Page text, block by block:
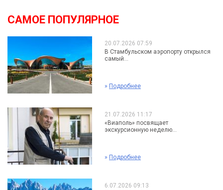
САМОЕ ПОПУЛЯРНОЕ
20.07.2026 07:59
В Стамбульском аэропорту открылся
самый...
» Подробнее
21.07.2026 11:17
«Виаполь» посвящает
экскурсионную неделю...
» Подробнее
6.07.2026 09:13